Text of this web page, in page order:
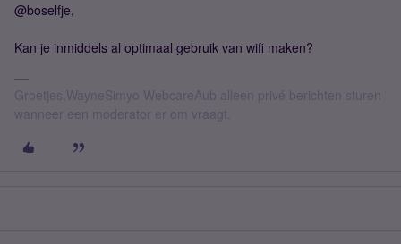
@boselfje,
Kan je inmiddels al optimaal gebruik van wifi maken?
Groetjes,WayneSimyo WebcareAub alleen privé berichten sturen
wanneer een moderator er om vraagt.